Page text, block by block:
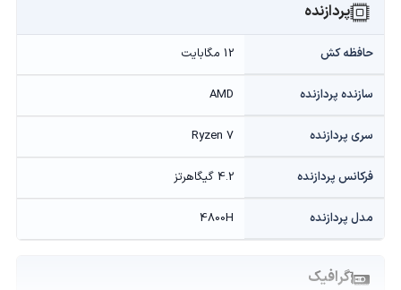
پردازنده
حافظه کش 12 مگابایت
سازنده پردازنده AMD
سری پردازنده Ryzen 7
فرکانس پردازنده 4.2 گیگاهرتز
مدل پردازنده 4800H
گرافیک